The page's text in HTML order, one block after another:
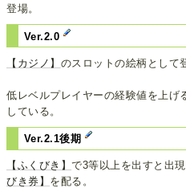
登場。
Ver.2.0
【カジノ】 のスロットの絵柄として
低レベルプレイヤーの経験値を上げ
している。
Ver.2.1後期
【ふくびき】で3等以上を出すと出
びき券】 を配る。